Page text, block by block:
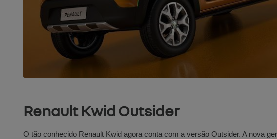
Renault Kwid Outsider
O tão conhecido Renault Kwid agora conta com a versão Outsider. A nova